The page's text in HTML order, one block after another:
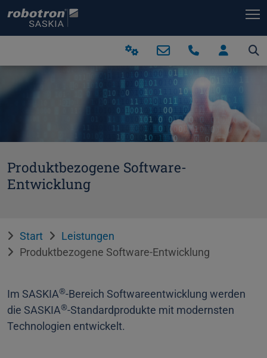
Produktbezogene Software-
Entwicklung
Start
Leistungen
Produktbezogene Software-Entwicklung
Im SASKIA®-Bereich Softwareentwicklung werden
die SASKIA®-Standardprodukte mit modernsten
Technologien entwickelt.